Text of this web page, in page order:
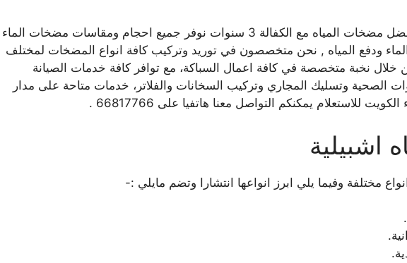
مضخات مياه اشبيلية افضل مضخات المياه مع الكفالة 3 سنوات نوفر جميع احجام ومقاسات مضخات الماء
ودفع المياه , نحن متخصصون في توريد وتركيب كافة انواع المضخات لمختلف
خلال نخبة متخصصة في كافة اعمال السباكة، مع توافر كافة خدمات الصيانة
الصحية وتسليك المجاري وتركيب السخانات والفلاتر، خدمات متاحة على مدار
اشبيلية
مختلفة وفيما يلي ابرز انواعها انتشارا وتضم مايلي :-